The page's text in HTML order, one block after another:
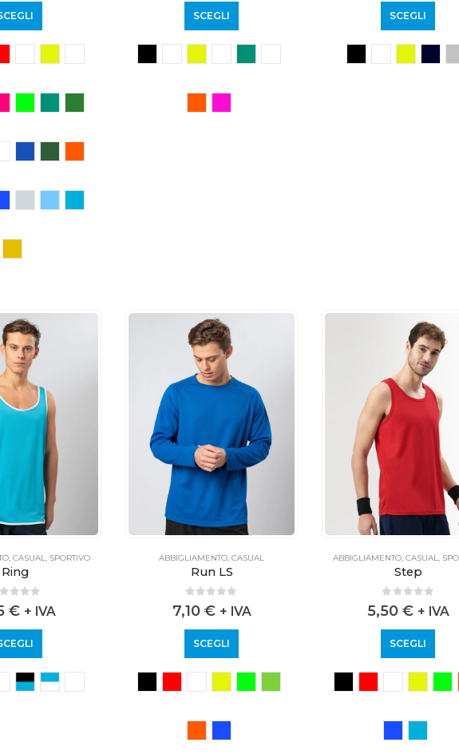
SCEGLI SCEGLI
, CASUAL SPORTIVO
Ring
of 5
€ + IVA
ABBIGLIAMENTO ,CASUAL
Run LS
0 out of 5
7,10 € + IVA
SCEGLI
ABBIGLIAMENTO ,CASUAL
Step
0 out of 5
5,50 € + IVA
SCEGLI